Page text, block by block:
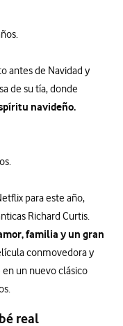
antes de Navidad y
de su tía, donde
navideño.
para este año,
Richard Curtis.
familia y un gran
conmovedora y
un nuevo clásico
real